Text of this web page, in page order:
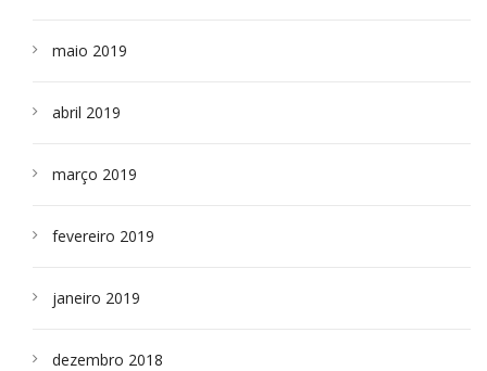
maio 2019
abril 2019
março 2019
fevereiro 2019
janeiro 2019
dezembro 2018